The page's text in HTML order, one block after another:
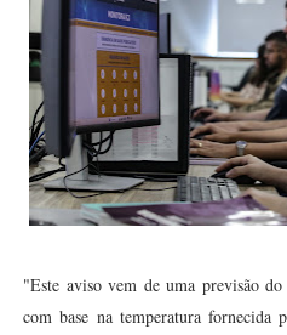
"Este aviso vem de uma previsão
com base na temperatura